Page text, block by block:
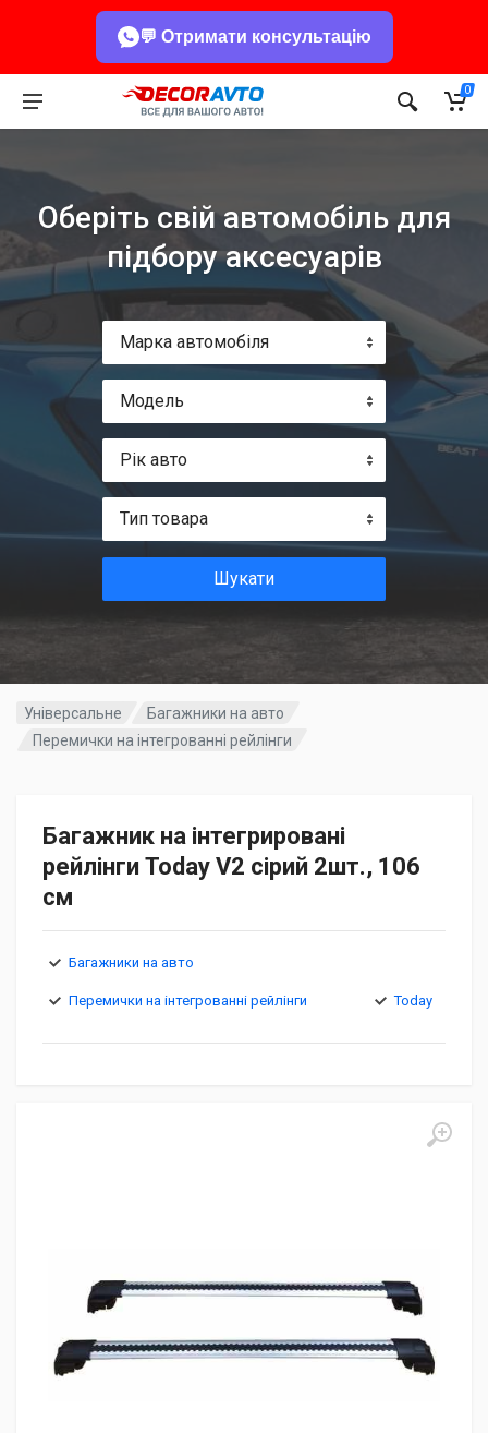
💬 Отримати консультацію
0
Оберіть свій автомобіль для
підбору аксесуарів
Марка автомобіля
Модель
Рік авто
Тип товара
Шукати
Універсальне
Багажники на авто
Перемички на інтегрованні рейлінги
Багажник на інтегрировані
рейлінги Today V2 сірий 2шт., 106
см
Багажники на авто
Перемички на інтегрованні рейлінги Today